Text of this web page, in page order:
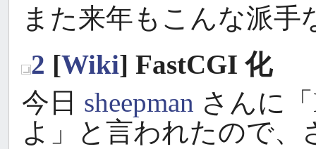
また来年もこんな派
2 [Wiki] FastCGI 化
今日 sheepman さんに
よ」と言われたので